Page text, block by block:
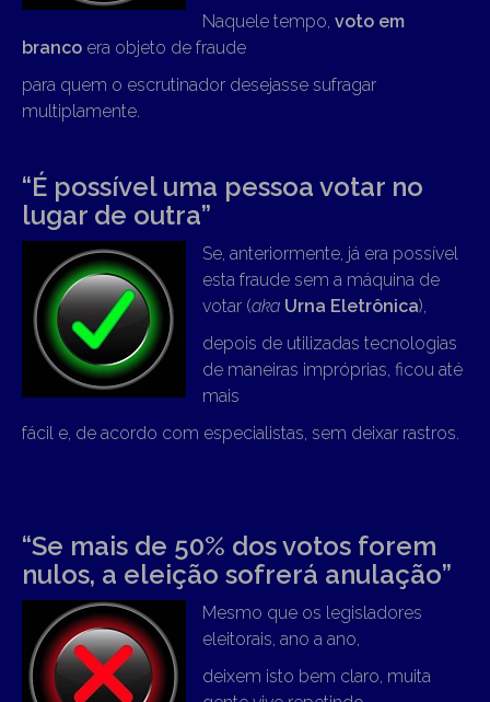
Naquele tempo, voto em
branco era objeto de fraude
para quem o escrutinador desejasse sufragar
multiplamente.
“É possível uma pessoa votar no
lugar de outra”
Se, anteriormente, já era possível
esta fraude sem a máquina de
votar (aka Urna Eletrônica),
depois de utilizadas tecnologias
de maneiras impróprias, ficou até
mais
fácil e, de acordo com especialistas, sem deixar rastros.
“Se mais de 50% dos votos forem
nulos, a eleição sofrerá anulação”
Mesmo que os legisladores
eleitorais, ano a ano,
deixem isto bem claro, muita